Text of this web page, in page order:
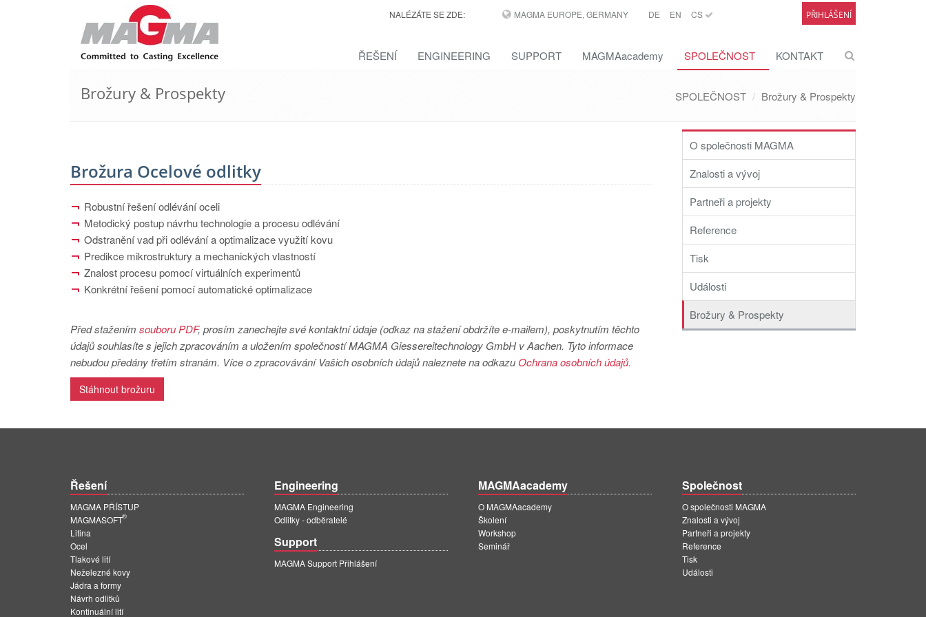
NALÉZÁTE SE ZDE: MAGMA EUROPE, GERMANY DE EN CS PŘIHLÁŠENÍ
ŘEŠENÍ ENGINEERING SUPPORT MAGMAacademy SPOLEČNOST KONTAKT
Brožury & Prospekty SPOLEČNOST Brožury & Prospekty
Brožura Ocelové odlitky
Robustní řešení odlévání oceli
Metodický postup návrhu technologie a procesu odlévání
Odstranění vad při odlévání a optimalizace využití kovu
Predikce mikrostruktury a mechanických vlastností
Znalost procesu pomocí virtuálních experimentů
Konkrétní řešení pomocí automatické optimalizace
Před stažením souboru PDF, prosím zanechejte své kontaktní údaje (odkaz na stažení obdržíte e-mailem), poskytnutím těchto
údajů souhlasíte s jejich zpracováním a uložením společností MAGMA Giessereitechnology GmbH v Aachen. Tyto informace
nebudou předány třetím stranám. Více o zpracovávání Vašich osobních údajů naleznete na odkazu Ochrana osobních údajů.
Stáhnout brožuru
O společnosti MAGMA
Znalosti a vývoj
Partneři a projekty
Reference
Tisk
Události
Brožury & Prospekty
Řešení
MAGMA PŘÍSTUP
MAGMASOFT
®
Litina
Ocel
Tlakové lití
Neželezné kovy
Jádra a formy
Návrh odlitků
Kontinuální lití
Engineering
MAGMA Engineering
Odlitky - odběratelé
Support
MAGMA Support Přihlášení
MAGMAacademy
O MAGMAacademy
Školení
Workshop
Seminář
Společnost
O společnosti MAGMA
Znalosti a vývoj
Partneři a projekty
Reference
Tisk
Události